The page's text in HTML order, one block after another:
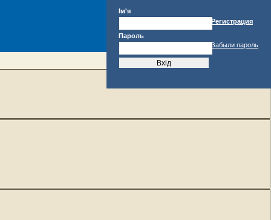
Ім'я
Пароль
Регистрация
Забыли пароль